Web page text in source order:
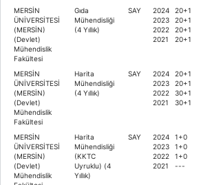
MERSİN
ÜNİVERSİTESİ
(MERSİN)
(Devlet)
Mühendislik
Fakültesi
Gıda
Mühendisliği
(4 Yıllık)
SAY
2024
2023
2022
2021
20+1
20+1
20+1
20+1
MERSİN
ÜNİVERSİTESİ
(MERSİN)
(Devlet)
Mühendislik
Fakültesi
Harita
Mühendisliği
(4 Yıllık)
SAY
2024
2023
2022
2021
20+1
20+1
30+1
30+1
MERSİN
ÜNİVERSİTESİ
(MERSİN)
(Devlet)
Mühendislik
Harita
Mühendisliği
(KKTC
Uyruklu) (4
Yıllık)
SAY
2024
2023
2022
2021
1+0
1+0
1+0
---